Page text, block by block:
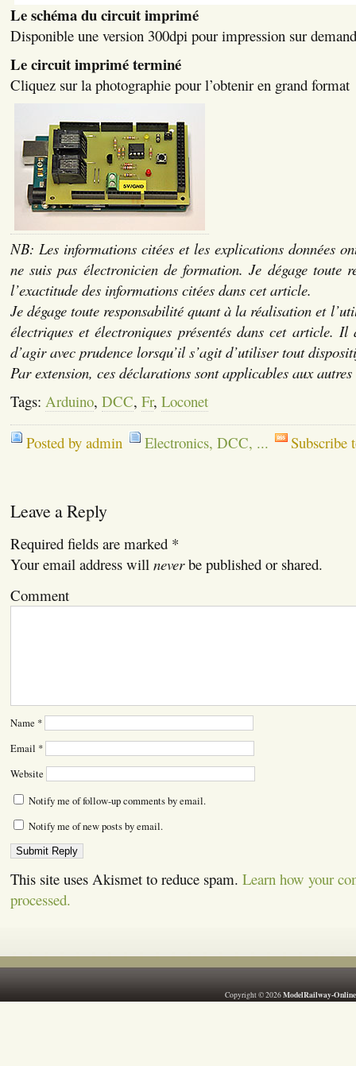
Le schéma du circuit imprimé
Disponible une version 300dpi pour impression sur
Le circuit imprimé terminé
Cliquez sur la photographie pour l’obtenir en grand format
NB: Les informations citées et les explications données
ne suis pas électronicien de formation. Je dégage toute
l’exactitude des informations citées dans cet article.
Je dégage toute responsabilité quant à la réalisation et
électriques et électroniques présentés dans cet article.
d’agir avec prudence lorsqu’il s’agit d’utiliser tout
Par extension, ces déclarations sont applicables aux
Tags: Arduino, DCC, Fr, Loconet
Posted by admin Electronics, DCC, ... Subscribe
Leave a Reply
Required fields are marked *
Your email address will neverbe published or shared.
Comment
Name *
Email *
Website
Notify me of follow-up comments by email.
Notify me of new posts by email.
This site uses Akismet to reduce spam. Learn how your
processed.
Copyright © 2026ModelRailway-Online